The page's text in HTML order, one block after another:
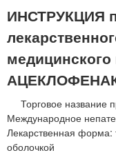
о
р
ш
о
ИНСТРУКЦИЯ
Торговое название
Международное
Лекарственная форма:
оболочкой